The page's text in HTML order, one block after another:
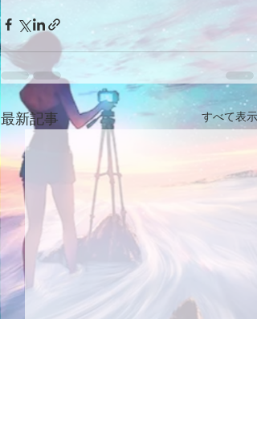
最新記事 すべて表示